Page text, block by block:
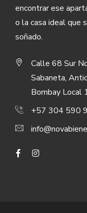
encontrar ese
o la casa ideal que
soñado.
Calle 68 Sur
Sabaneta,
Bombay Local
+57 304 590